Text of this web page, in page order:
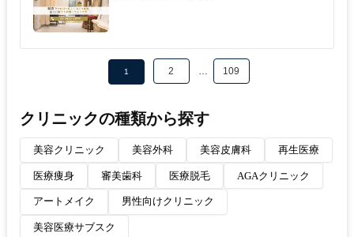
1 2 … 109
クリニックの種類から探す
美容クリニック 美容外科 美容皮膚科 再生医療
医療痩身 審美歯科 医療脱毛 AGAクリニック
アートメイク 男性向けクリニック
美容医療サブスク